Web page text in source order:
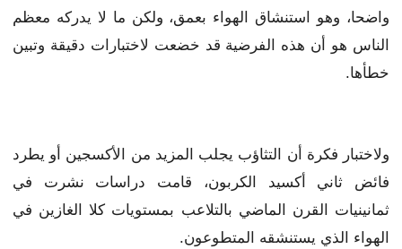
واضحا، وهو استنشاق الهواء بعمق، ولكن ما لا يدركه معظم
الناس هو أن هذه الفرضية قد خضعت لاختبارات دقيقة وتبين
خطأها.
ولاختبار فكرة أن التثاؤب يجلب المزيد من الأكسجين أو يطرد
فائض ثاني أكسيد الكربون، قامت دراسات نشرت في
ثمانينيات القرن الماضي بالتلاعب بمستويات كلا الغازين في
الهواء الذي يستنشقه المتطوعون.